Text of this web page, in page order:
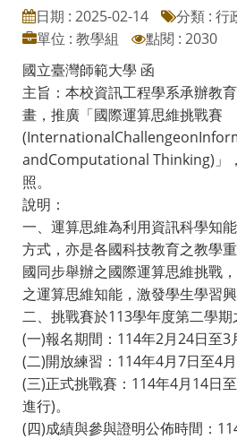
日期 : 2025-02-14
分類 : 行
單位 : 教學組
點閱 : 2030
國立臺灣師範大學 函
主旨：本校資訊工程學系承辦教
畫，推廣「國際運算思維挑戰賽
andComputational Thinking)」
照。
說明：
一、運算思維為利用資訊科學知
方式，亦是各國科技教育之教學
國同步舉辦之國際運算思維挑戰
之運算思維知能，激發學生學習興
二、挑戰賽於113學年度第二學期
(一)報名期間：114年2月24日至3
(二)開放練習：114年4月7日至4月
(三)正式挑戰賽：114年4月14日
進行)。
(四)成績與參與證明公佈時間：